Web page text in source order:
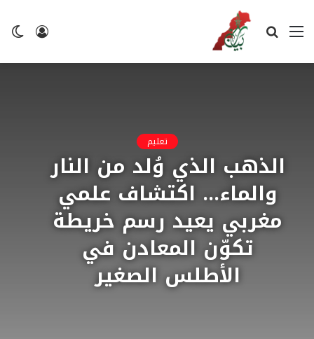
تسجيل
القائمة بحث
تعليم
الذهب الذي وُلد من النار
والماء… اكتشاف علمي
مغربي يعيد رسم خريطة
تكوّن المعادن في
الأطلس الصغير